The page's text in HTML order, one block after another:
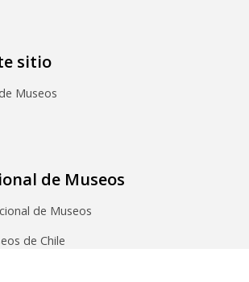
sitio
Museos
de Museos
de Museos
de Chile